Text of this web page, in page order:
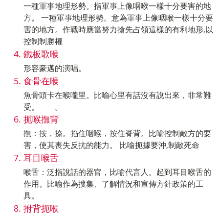
一種軍事地理形勢。指軍事上像咽喉一樣十分要害的地
方。 一種軍事地理形勢。意為軍事上像咽喉一樣十分要
害的地方。作戰時應當努力搶先占領這樣的有利地形,以
控制制勝權
鐵板歌喉
形容豪邁的演唱。
食骨在喉
魚骨頭卡在喉嚨里。比喻心里有話沒有說出來，非常難
受。 。
扼喉撫背
撫：按，捺。掐住咽喉，按住脊背。比喻控制敵方的要
害，使其喪失反抗的能力。 比喻扼據要沖,制敵死命
耳目喉舌
喉舌：泛指說話的器官，比喻代言人。起到耳目喉舌的
作用。比喻作為搜集、了解情況和宣傳方針政策的工
具。
拊背扼喉